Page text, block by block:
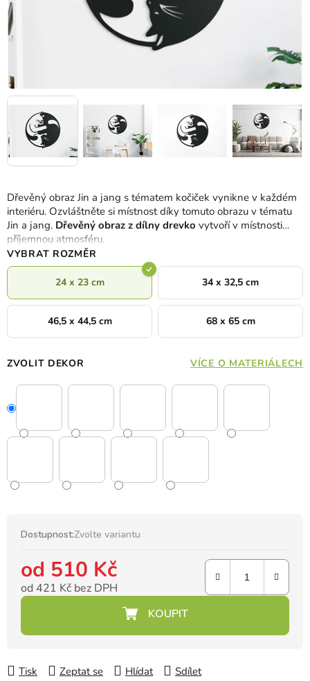
Dřevěný obraz Jin a jang s tématem kočiček vynikne v každém
interiéru. Ozvláštněte si místnost díky tomuto obrazu v tématu
Jin a jang. Dřevěný obraz z dílny drevko vytvoří v místnosti
příjemnou atmosféru.
VYBRAT ROZMĚR
24 x 23 cm 34 x 32,5 cm
46,5 x 44,5 cm 68 x 65 cm
ZVOLIT DEKOR VÍCE O MATERIÁLECH
Dostupnost:Zvolte variantu
od 510 Kč
od 421 Kč bez DPH
Měrná cena:
Tisk Zeptat se Hlídat Sdílet